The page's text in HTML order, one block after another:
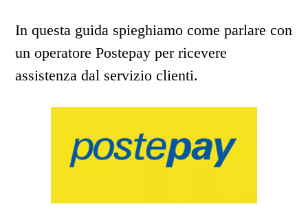
In questa guida spieghiamo come parlare con
un operatore Postepay per ricevere
assistenza dal servizio clienti.